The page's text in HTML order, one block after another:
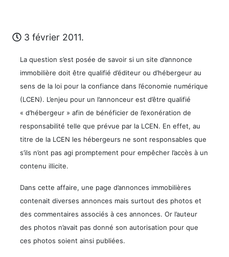
3 février 2011.
La question s’est posée de savoir si un site d’annonce
immobilière doit être qualifié d’éditeur ou d’hébergeur au
sens de la loi pour la confiance dans l’économie numérique
(LCEN). L’enjeu pour un l’annonceur est d’être qualifié
« d’hébergeur » afin de bénéficier de l’exonération de
responsabilité telle que prévue par la LCEN. En effet, au
titre de la LCEN les hébergeurs ne sont responsables que
s’ils n’ont pas agi promptement pour empêcher l’accès à un
contenu illicite.
Dans cette affaire, une page d’annonces immobilières
contenait diverses annonces mais surtout des photos et
des commentaires associés à ces annonces. Or l’auteur
des photos n’avait pas donné son autorisation pour que
ces photos soient ainsi publiées.